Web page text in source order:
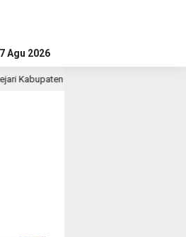
Agu 2026
Temukan Siswa Fiktif dalam